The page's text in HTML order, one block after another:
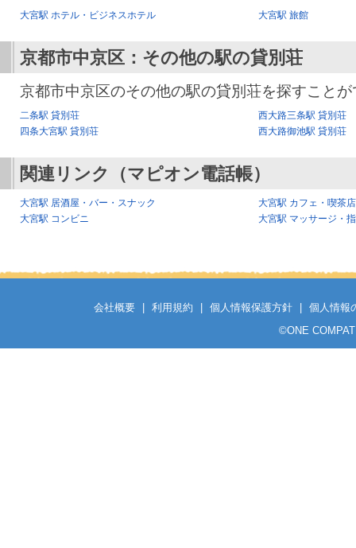
大宮駅 ホテル・ビジネスホテル 大宮駅 旅館
京都市中京区：その他の駅の貸別荘
京都市中京区のその他の駅の貸別荘を探すこと
二条駅 貸別荘
西大路三条駅 貸別荘
四条大宮駅 貸別荘
西大路御池駅 貸別荘
関連リンク（マピオン電話帳）
大宮駅 居酒屋・バー・スナック
大宮駅 カフェ・喫茶店
大宮駅 コンビニ
大宮駅 マッサージ・
会社概要 利用規約 個人情報保護方針
個人情報
©ONE